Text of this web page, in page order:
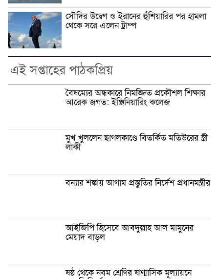
সৌদির উদ্বেগ ও ইরানের হুঁশিয়ারির পর হামলা
থেকে সরে এলেন ট্রাম্প
এই সপ্তাহের পাঠকপ্রিয়
বৈষম্যের অন্ধকারে নিমজ্জিত প্রকৌশল শিক্ষার
আরেক জগত: ইঞ্জিনিয়ারিং কলেজ
মুখ খুললেন ছাগলকাণ্ডে বিতর্কিত মতিউরের স্ত্রী
লাকী
বন্যার শঙ্কায় আগাম প্রস্তুতির নির্দেশ প্রধানমন্ত্রীর
আইজিপি হিসেবে আবদুল্লাহ আল মামুনের
মেয়াদ বাড়ল
ষষ্ঠ থেকে নবম শ্রেণির ষাণ্মাসিক মূল্যায়নে